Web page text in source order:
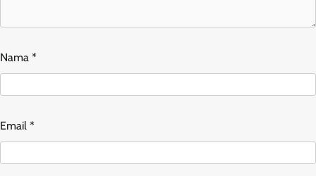
Nama *
Email *